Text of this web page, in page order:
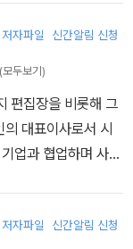
두면 쓸모 있는 식품
있다.
저자파일 신간알림 신청
(모두보기)
편집장을 비롯해 그
대표이사로서 시
업과 협업하며 사업
저자파일 신간알림 신청